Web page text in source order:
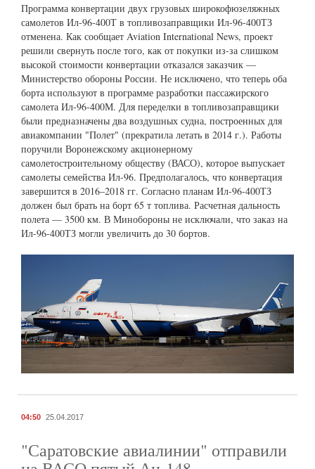
Программа конвертации двух грузовых широкофюзеляжных
самолетов Ил-96-400Т в топливозаправщики Ил-96-400ТЗ
отменена. Как сообщает Aviation International News, проект
решили свернуть после того, как от покупки из-за слишком
высокой стоимости конвертации отказался заказчик —
Министерство обороны России. Не исключено, что теперь оба
борта используют в программе разработки пассажирского
самолета Ил-96-400М. Для переделки в топливозаправщики
были предназначены два воздушных судна, построенных для
авиакомпании "Полет" (прекратила летать в 2014 г.). Работы
поручили Воронежскому акционерному
самолетостроительному обществу (ВАСО), которое выпускает
самолеты семейства Ил-96. Предполагалось, что конвертация
завершится в 2016–2018 гг. Согласно планам Ил-96-400ТЗ
должен был брать на борт 65 т топлива. Расчетная дальность
полета — 3500 км. В Минобороны не исключали, что заказ на
Ил-96-400ТЗ могли увеличить до 30 бортов.
04:50 25.04.2017
"Саратовские авиалинии" отправили